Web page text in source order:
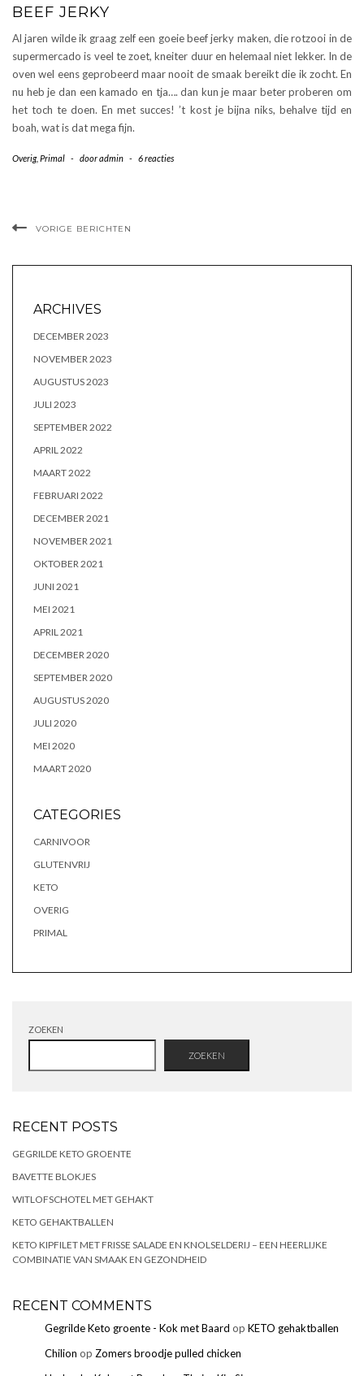
BEEF JERKY
Al jaren wilde ik graag zelf een goeie beef jerky maken, die rotzooi in de
supermercado is veel te zoet, kneiter duur en helemaal niet lekker. In de
oven wel eens geprobeerd maar nooit de smaak bereikt die ik zocht. En
nu heb je dan een kamado en tja…. dan kun je maar beter proberen om
het toch te doen. En met succes! ’t kost je bijna niks, behalve tijd en
boah, wat is dat mega fijn.
Overig, Primal - dooradmin - 6 reacties
VORIGE BERICHTEN
ARCHIVES
DECEMBER 2023
NOVEMBER 2023
AUGUSTUS 2023
JULI 2023
SEPTEMBER 2022
APRIL 2022
MAART 2022
FEBRUARI 2022
DECEMBER 2021
NOVEMBER 2021
OKTOBER 2021
JUNI 2021
MEI 2021
APRIL 2021
DECEMBER 2020
SEPTEMBER 2020
AUGUSTUS 2020
JULI 2020
MEI 2020
MAART 2020
CATEGORIES
CARNIVOOR
GLUTENVRIJ
KETO
OVERIG
PRIMAL
ZOEKEN
ZOEKEN
RECENT POSTS
GEGRILDE KETO GROENTE
BAVETTE BLOKJES
WITLOFSCHOTEL MET GEHAKT
KETO GEHAKTBALLEN
KETO KIPFILET MET FRISSE SALADE EN KNOLSELDERIJ – EEN HEERLIJKE
COMBINATIE VAN SMAAK EN GEZONDHEID
RECENT COMMENTS
Gegrilde Keto groente - Kok met Baard op KETO gehaktballen
Chilion op Zomers broodje pulled chicken